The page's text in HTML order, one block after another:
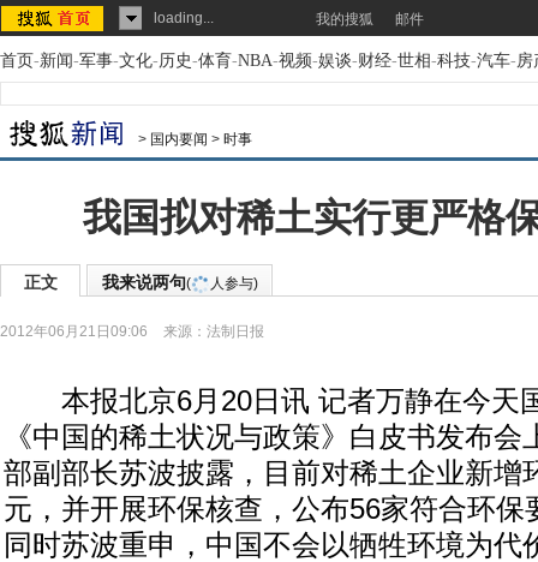
loading... 我的搜狐 邮件
首页-新闻-军事-文化-历史-体育-NBA-视频-娱谈-财经-世相-科技-汽车-房
> 国内要闻 > 时事
我国拟对稀土实行更严格
正文 我来说两句( 人参与)
2012年06月21日09:06 来源： 法制日报
本报北京6月20日讯 记者万静在今天
《中国的稀土状况与政策》白皮书发布会
部副部长苏波披露，目前对稀土企业新增
元，并开展环保核查，公布56家符合环保
同时苏波重申，中国不会以牺牲环境为代